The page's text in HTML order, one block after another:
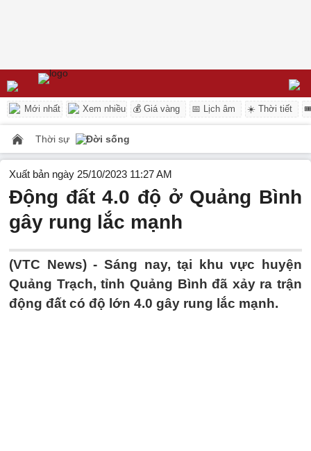
Mới nhất Xem nhiều 💰 Giá vàng 📅 Lịch âm ☀️ Thời tiết
Thời sự Đời sống
Xuất bản ngày 25/10/2023 11:27 AM
Động đất 4.0 độ ở Quảng Bình
gây rung lắc mạnh
(VTC News) - Sáng nay, tại khu vực huyện
Quảng Trạch, tỉnh Quảng Bình đã xảy ra trận
động đất có độ lớn 4.0 gây rung lắc mạnh.